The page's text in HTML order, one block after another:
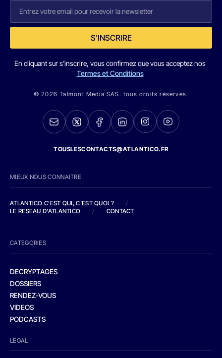
S'INSCRIRE
En cliquant sur s'inscrire, vous confirmez que vous acceptez nos
Termes et Conditions
© 2026 Talmont Media SAS. tous droits réservés.
TOUSLESCONTACTS@ATLANTICO.FR
MIEUX NOUS CONNAITRE
ATLANTICO C'EST QUI, C'EST QUOI ?
/
LE RESEAU D'ATLANTICO
/ CONTACT
CATEGORIES
DECRYPTAGES
DOSSIERS
RENDEZ-VOUS
VIDEOS
PODCASTS
LEGAL